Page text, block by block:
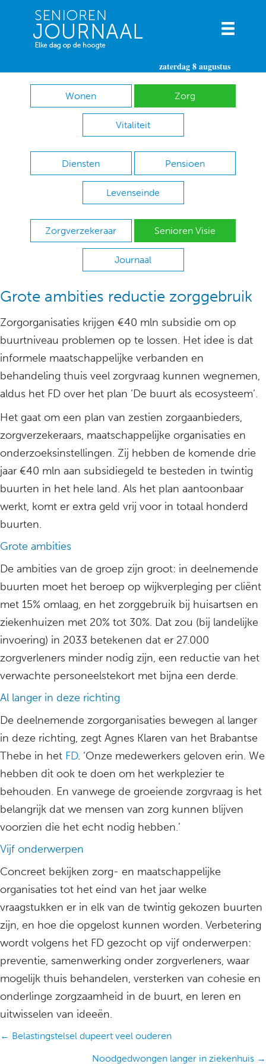
zaterdag 8 augustus
Wonen Zorg
Vitaliteit
Diensten Pensioen
Levenseinde
Zorgverzekeraar Senioren Visie
Journaal
Grote ambities reductie zorggebruik
Zorgorganisaties krijgen €40 mln subsidie om op
buurtniveau problemen op te lossen. Het idee is dat
informele maatschappelijke verbanden en
behandeling thuis veel zorgvraag kunnen wegnemen,
aldus het FD over het plan ‘De buurt als ecosysteem’.
Het gaat om een plan van zestien zorgaanbieders,
zorgverzekeraars, maatschappelijke organisaties en
onderzoeksinstellingen. Zij hebben de komende drie
jaar €40 mln aan subsidiegeld te besteden in twintig
buurten in het hele land. Als het plan aantoonbaar
werkt, komt er extra geld vrij voor in totaal honderd
buurten.
Grote ambities
De ambities van de groep zijn groot: in deelnemende
buurten moet het beroep op wijkverpleging per cliënt
met 15% omlaag, en het zorggebruik bij huisartsen en
ziekenhuizen met 20% tot 30%. Dat zou (bij landelijke
invoering) in 2033 betekenen dat er 27.000
zorgverleners minder nodig zijn, een reductie van het
verwachte personeelstekort met bijna een derde.
Al langer in deze richting
De deelnemende zorgorganisaties bewegen al langer
in deze richting, zegt Agnes Klaren van het Brabantse
Thebe in het FD. ‘Onze medewerkers geloven erin. We
hebben dit ook te doen om het werkplezier te
behouden. En vanwege de groeiende zorgvraag is het
belangrijk dat we mensen van zorg kunnen blijven
voorzien die het echt nodig hebben.’
Vijf onderwerpen
Concreet bekijken zorg- en maatschappelijke
organisaties tot het eind van het jaar welke
vraagstukken er in elk van de twintig gekozen buurten
zijn, en hoe die opgelost kunnen worden. Verbetering
wordt volgens het FD gezocht op vijf onderwerpen:
preventie, samenwerking onder zorgverleners, waar
mogelijk thuis behandelen, versterken van cohesie en
onderlinge zorgzaamheid in de buurt, en leren en
uitwisselen van ideeën.
Posts
← Belastingstelsel dupeert veel ouderen
Noodgedwongen langer in ziekenhuis →